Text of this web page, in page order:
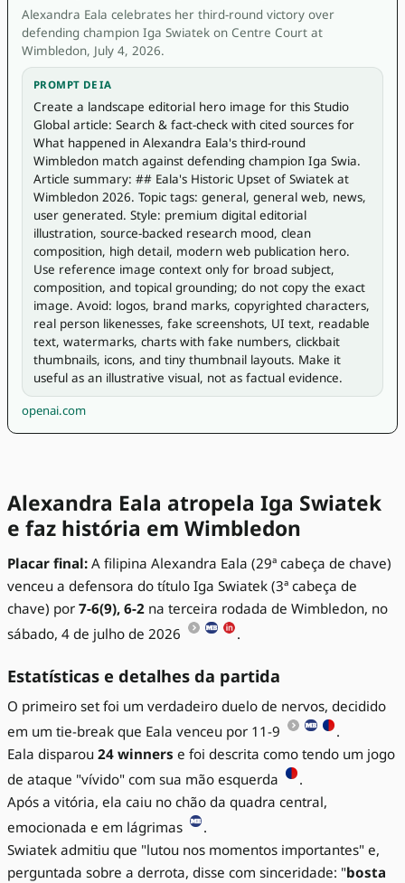
Alexandra Eala celebrates her third-round victory over
defending champion Iga Swiatek on Centre Court at
Wimbledon, July 4, 2026.
PROMPT DE IA
Create a landscape editorial hero image for this Studio
Global article: Search & fact-check with cited sources for
What happened in Alexandra Eala's third-round
Wimbledon match against defending champion Iga Swia.
Article summary: ## Eala's Historic Upset of Swiatek at
Wimbledon 2026. Topic tags: general, general web, news,
user generated. Style: premium digital editorial
illustration, source-backed research mood, clean
composition, high detail, modern web publication hero.
Use reference image context only for broad subject,
composition, and topical grounding; do not copy the exact
image. Avoid: logos, brand marks, copyrighted characters,
real person likenesses, fake screenshots, UI text, readable
text, watermarks, charts with fake numbers, clickbait
thumbnails, icons, and tiny thumbnail layouts. Make it
useful as an illustrative visual, not as factual evidence.
openai.com
Alexandra Eala atropela Iga Swiatek
e faz história em Wimbledon
Placar final: A filipina Alexandra Eala (29ª cabeça de chave)
venceu a defensora do título Iga Swiatek (3ª cabeça de
chave) por 7-6(9), 6-2 na terceira rodada de Wimbledon, no
sábado, 4 de julho de 2026
.
Estatísticas e detalhes da partida
O primeiro set foi um verdadeiro duelo de nervos, decidido
em um tie-break que Eala venceu por 11-9
.
Eala disparou 24 winners e foi descrita como tendo um jogo
de ataque "vívido" com sua mão esquerda
.
Após a vitória, ela caiu no chão da quadra central,
emocionada e em lágrimas
.
Swiatek admitiu que "lutou nos momentos importantes" e,
perguntada sobre a derrota, disse com sinceridade: "bosta